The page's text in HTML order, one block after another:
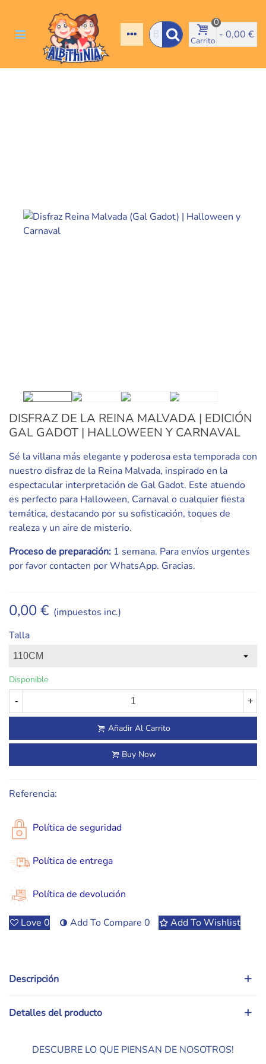
Carrito
0
- 0,00 €
DISFRAZ DE LA REINA MALVADA | EDICIÓN
GAL GADOT | HALLOWEEN Y CARNAVAL
Sé la villana más elegante y poderosa esta temporada con
nuestro disfraz de la Reina Malvada, inspirado en la
espectacular interpretación de Gal Gadot. Este atuendo
es perfecto para Halloween, Carnaval o cualquier fiesta
temática, destacando por su sofisticación, toques de
realeza y un aire de misterio.
Proceso de preparación: 1 semana. Para envíos urgentes
por favor contacten por WhatsApp. Gracias.
0,00 € (impuestos inc.)
Talla
Disponible
- +
Añadir Al Carrito
Buy Now
Referencia:
Política de seguridad
Política de entrega
Política de devolución
Love 0 Add To Compare 0 Add To Wishlist
Descripción
Detalles del producto
DESCUBRE LO QUE PIENSAN DE NOSOTROS!